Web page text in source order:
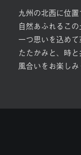
九州の北西に位
自然あふれるこ
一つ思いを込め
たたかみと、時
風合いをお楽しみ